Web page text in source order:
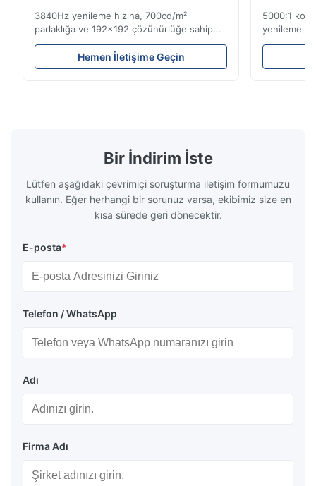
3840Hz yenileme hızına, 700cd/m²
parlaklığa ve 192x192 çözünürlüğe sahip
hafif 7,2 kg kiralık LED ekran. Kolay kurulum
ve global voltaj uyumluluğu (AC100-240V)
ile canlı etkinlikler için idealdir.
Hemen İletişime Geçin
5000:1
yenileme
Yüksek
etkinlikler
Bir İndirim İste
Lütfen aşağıdaki çevrimiçi soruşturma iletişim formumuzu
kullanın. Eğer herhangi bir sorunuz varsa, ekibimiz size en
kısa sürede geri dönecektir.
E-posta*
Telefon / WhatsApp
Adı
Firma Adı